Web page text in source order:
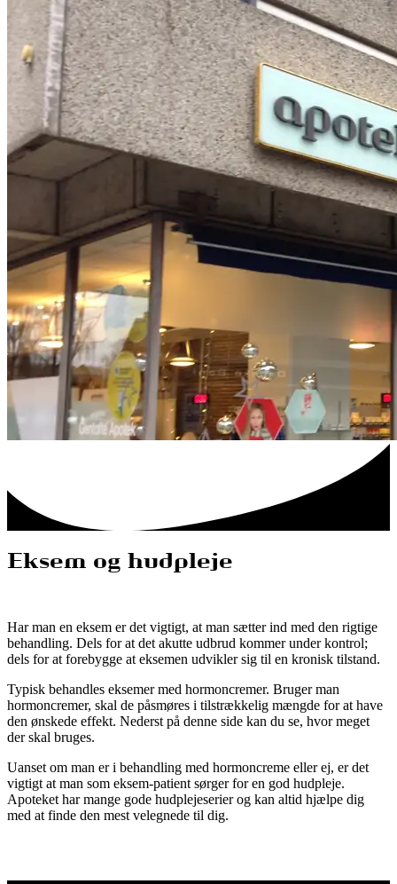
Eksem og hudpleje
Har man en eksem er det vigtigt, at man sætter ind med den rigtige
behandling. Dels for at det akutte udbrud kommer under kontrol;
dels for at forebygge at eksemen udvikler sig til en kronisk tilstand.
Typisk behandles eksemer med hormoncremer. Bruger man
hormoncremer, skal de påsmøres i tilstrækkelig mængde for at have
den ønskede effekt. Nederst på denne side kan du se, hvor meget
der skal bruges.
Uanset om man er i behandling med hormoncreme eller ej, er det
vigtigt at man som eksem-patient sørger for en god hudpleje.
Apoteket har mange gode hudplejeserier og kan altid hjælpe dig
med at finde den mest velegnede til dig.